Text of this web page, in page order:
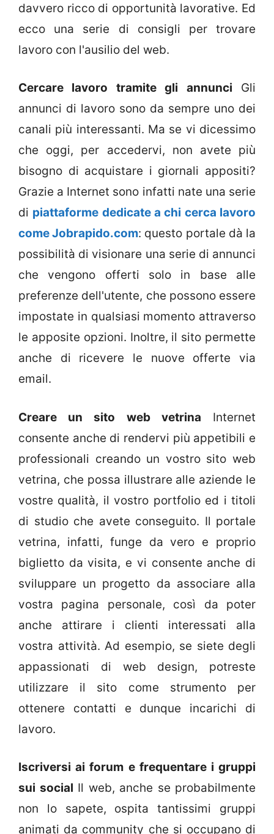
davvero ricco di opportunità lavorative. Ed
ecco una serie di consigli per trovare
lavoro con l'ausilio del web.
Cercare lavoro tramite gli annunci Gli
annunci di lavoro sono da sempre uno dei
canali più interessanti. Ma se vi dicessimo
che oggi, per accedervi, non avete più
bisogno di acquistare i giornali appositi?
Grazie a Internet sono infatti nate una serie
di piattaforme dedicate a chi cerca lavoro
come Jobrapido.com: questo portale dà la
possibilità di visionare una serie di annunci
che vengono offerti solo in base alle
preferenze dell'utente, che possono essere
impostate in qualsiasi momento attraverso
le apposite opzioni. Inoltre, il sito permette
anche di ricevere le nuove offerte via
email.
Creare un sito web vetrina Internet
consente anche di rendervi più appetibili e
professionali creando un vostro sito web
vetrina, che possa illustrare alle aziende le
vostre qualità, il vostro portfolio ed i titoli
di studio che avete conseguito. Il portale
vetrina, infatti, funge da vero e proprio
biglietto da visita, e vi consente anche di
sviluppare un progetto da associare alla
vostra pagina personale, così da poter
anche attirare i clienti interessati alla
vostra attività. Ad esempio, se siete degli
appassionati di web design, potreste
utilizzare il sito come strumento per
ottenere contatti e dunque incarichi di
lavoro.
Iscriversi ai forum e frequentare i gruppi
sui social Il web, anche se probabilmente
non lo sapete, ospita tantissimi gruppi
animati da community che si occupano di